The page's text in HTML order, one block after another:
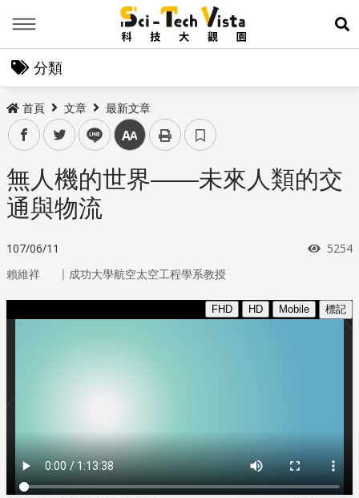
展
分類
首頁 文章 最新文章
facebooktwitter line 中
無人機的世界——未來人類的交
通與物流
107/06/11 瀏覽
5254
賴維祥 ｜ 成功大學航空太空工程學系教授